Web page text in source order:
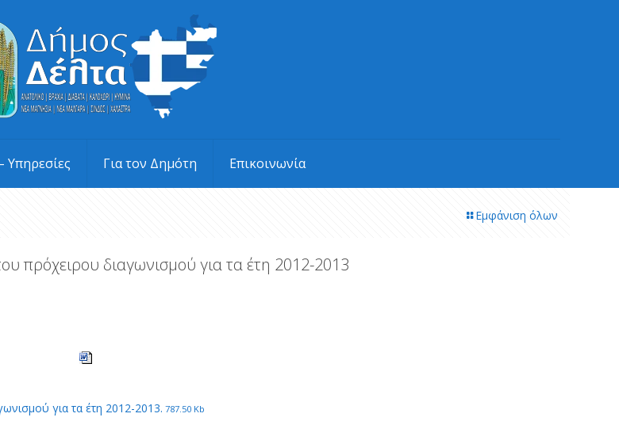
Υπηρεσίες Για τον Δημότη Επικοινωνία
Εμφάνιση όλων
πρόχειρου διαγωνισμού για τα έτη 2012-2013
για τα έτη 2012-2013. 787.50 Kb